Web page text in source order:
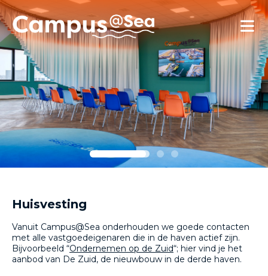
Skip and go to content
Directly to navigation
Huisvesting
Vanuit Campus@Sea onderhouden we goede contacten
met alle vastgoedeigenaren die in de haven actief zijn.
Bijvoorbeeld “Ondernemen op de Zuid“; hier vind je het
aanbod van De Zuid, de nieuwbouw in de derde haven.